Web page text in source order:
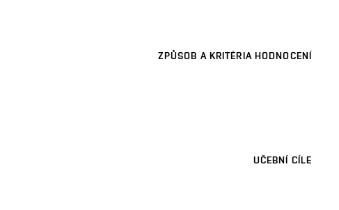
ZPŮSOB A KRITÉRIA HODNOCENÍ
UČEBNÍ CÍLE